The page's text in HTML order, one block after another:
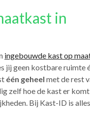
in
ingebouwde kast op
jij geen kostbare ruimte
één geheel met de rest
zelf hoe de kast er
Bij Kast-ID is